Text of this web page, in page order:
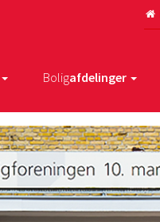

Boligafdelinger